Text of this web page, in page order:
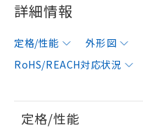
詳細情報
定格/性能 外形図
RoHS/REACH対応状況
定格/性能